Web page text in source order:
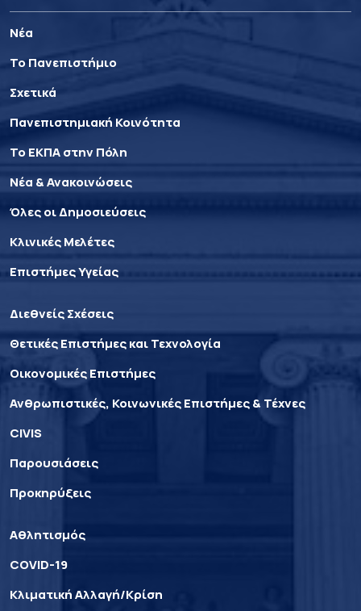
Νέα
Το Πανεπιστήμιο
Σχετικά
Πανεπιστημιακή Κοινότητα
Το ΕΚΠΑ στην Πόλη
Νέα & Ανακοινώσεις
Όλες οι Δημοσιεύσεις
Κλινικές Μελέτες
Επιστήμες Υγείας
Διεθνείς Σχέσεις
Θετικές Επιστήμες και Τεχνολογία
Οικονομικές Επιστήμες
Ανθρωπιστικές, Κοινωνικές Επιστήμες & Τέχνες
CIVIS
Παρουσιάσεις
Προκηρύξεις
Αθλητισμός
COVID-19
Κλιματική Αλλαγή/Κρίση